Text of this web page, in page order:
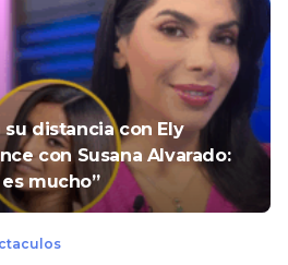
su distancia con Ely
con Susana Alvarado:
mucho”